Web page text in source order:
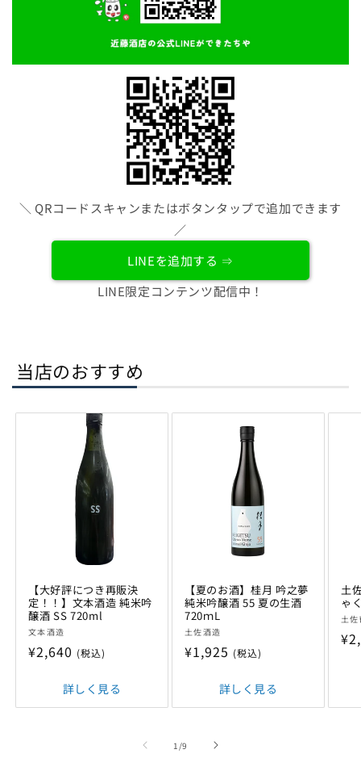
＼ QRコードスキャンまたはボタンタップで追加できます
／
LINEを追加する ⇒
LINE限定コンテンツ配信中！
当店のおすすめ
【大好評につき再販決
定！！】文本酒造 純米吟
醸酒 SS 720ml
販
売
文本酒造
通
格
¥2,640 (税込)
詳しく見る
【夏のお酒】桂月 吟之夢
純米吟醸酒 55 夏の生酒
720ｍL
販
売
土佐酒造
通
格
¥1,925 (税込)
詳しく見る
土
ゃ
販
売
土
通
1 /の
9